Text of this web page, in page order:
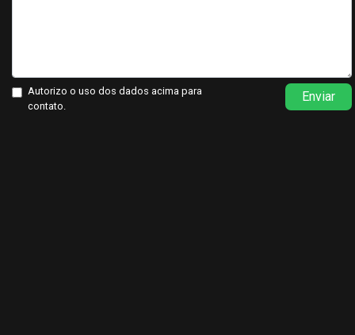
Autorizo o uso dos dados acima para
contato.
Enviar